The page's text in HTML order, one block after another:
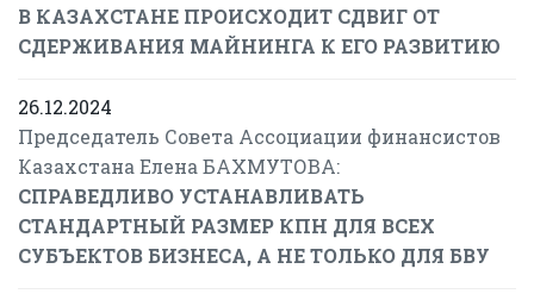
В КАЗАХСТАНЕ ПРОИСХОДИТ СДВИГ ОТ
СДЕРЖИВАНИЯ МАЙНИНГА К ЕГО РАЗВИТИЮ
26.12.2024
Председатель Совета Ассоциации финансистов
Казахстана Елена БАХМУТОВА:
СПРАВЕДЛИВО УСТАНАВЛИВАТЬ
СТАНДАРТНЫЙ РАЗМЕР КПН ДЛЯ ВСЕХ
СУБЪЕКТОВ БИЗНЕСА, А НЕ ТОЛЬКО ДЛЯ БВУ